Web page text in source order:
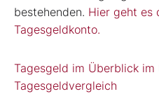
bestehenden. Hier geht es
Tagesgeldkonto.
Tagesgeld im Überblick im
Tagesgeldvergleich